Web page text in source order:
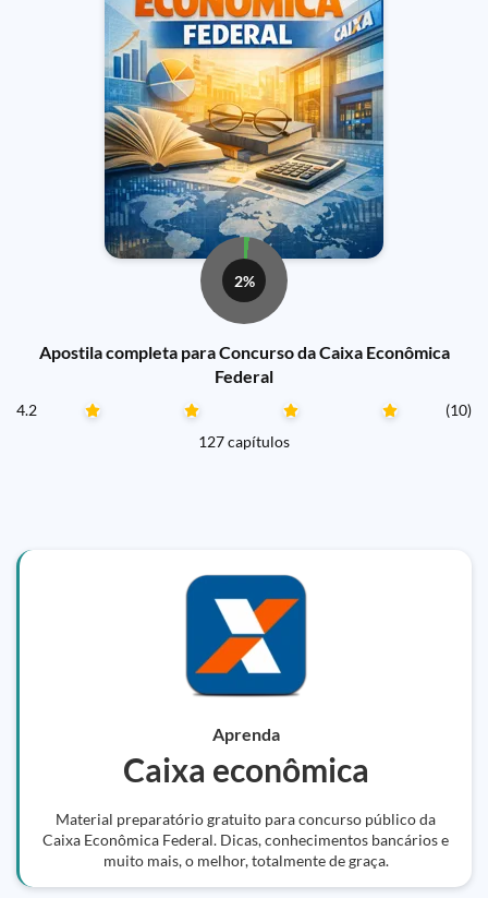
2%
Apostila completa para Concurso da Caixa Econômica
Federal
4.2
(10)
127 capítulos
Aprenda
Caixa econômica
Material preparatório gratuito para concurso público da
Caixa Econômica Federal. Dicas, conhecimentos bancários e
muito mais, o melhor, totalmente de graça.